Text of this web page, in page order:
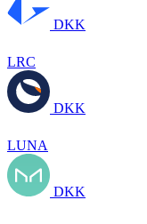
DKK
LRC
DKK
LUNA
DKK